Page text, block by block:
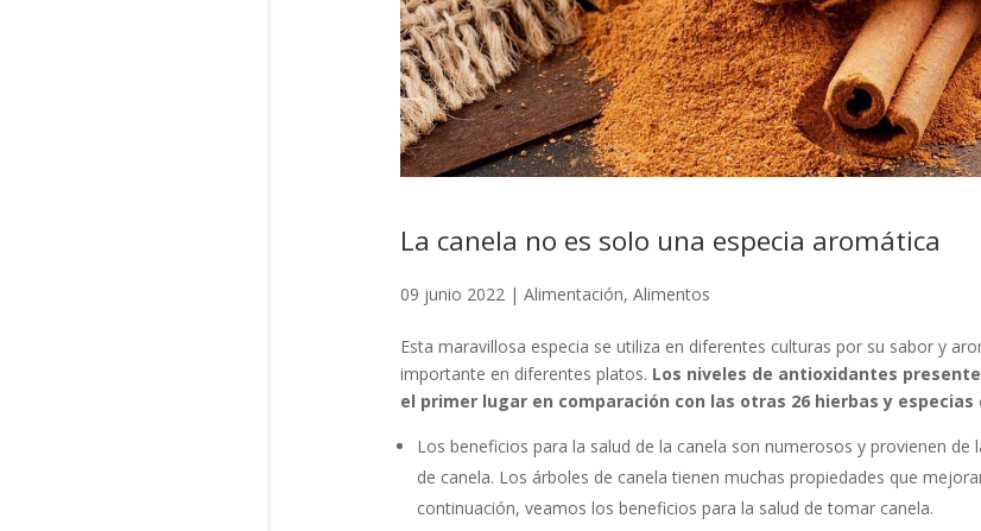
La canela no es solo una especia aromática
09 junio 2022| Alimentación, Alimentos
Esta maravillosa especia se utiliza en diferentes culturas por su sabor y
importante en diferentes platos. Los niveles de antioxidantes
el primer lugar en comparación con las otras 26 hierbas y especias
Los beneficios para la salud de la canela son numerosos y provienen de
de canela. Los árboles de canela tienen muchas propiedades que
continuación, veamos los beneficios para la salud de tomar canela.